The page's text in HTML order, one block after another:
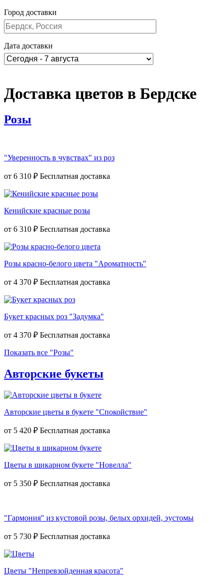
Город доставки
Дата доставки
Доставка цветов в Бердске
Розы
"Уверенность в чувствах" из роз
от 6 310 ₽
Кенийские красные розы
от 6 310 ₽
Розы красно-белого цвета "Ароматность"
от 4 370 ₽
Букет красных роз "Задумка"
от 4 370 ₽
Показать все "Розы"
Авторские букеты
Авторские цветы в букете "Спокойствие"
от 5 420 ₽
Цветы в шикарном букете "Новелла"
от 5 350 ₽
"Гармония" из кустовой розы, белых орхидей, эустомы
от 5 730 ₽
Цветы "Непревзойденная красота"